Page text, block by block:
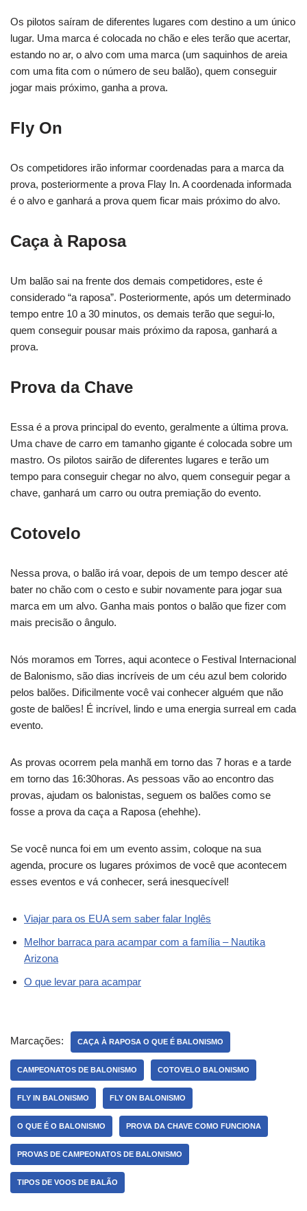
Os pilotos saíram de diferentes lugares com destino a um único
lugar. Uma marca é colocada no chão e eles terão que acertar,
estando no ar, o alvo com uma marca (um saquinhos de areia
com uma fita com o número de seu balão), quem conseguir
jogar mais próximo, ganha a prova.
Fly On
Os competidores irão informar coordenadas para a marca da
prova, posteriormente a prova Flay In. A coordenada informada
é o alvo e ganhará a prova quem ficar mais próximo do alvo.
Caça à Raposa
Um balão sai na frente dos demais competidores, este é
considerado “a raposa”. Posteriormente, após um determinado
tempo entre 10 a 30 minutos, os demais terão que segui-lo,
quem conseguir pousar mais próximo da raposa, ganhará a
prova.
Prova da Chave
Essa é a prova principal do evento, geralmente a última prova.
Uma chave de carro em tamanho gigante é colocada sobre um
mastro. Os pilotos sairão de diferentes lugares e terão um
tempo para conseguir chegar no alvo, quem conseguir pegar a
chave, ganhará um carro ou outra premiação do evento.
Cotovelo
Nessa prova, o balão irá voar, depois de um tempo descer até
bater no chão com o cesto e subir novamente para jogar sua
marca em um alvo. Ganha mais pontos o balão que fizer com
mais precisão o ângulo.
Nós moramos em Torres, aqui acontece o Festival Internacional
de Balonismo, são dias incríveis de um céu azul bem colorido
pelos balões. Dificilmente você vai conhecer alguém que não
goste de balões! É incrível, lindo e uma energia surreal em cada
evento.
As provas ocorrem pela manhã em torno das 7 horas e a tarde
em torno das 16:30horas. As pessoas vão ao encontro das
provas, ajudam os balonistas, seguem os balões como se
fosse a prova da caça a Raposa (ehehhe).
Se você nunca foi em um evento assim, coloque na sua
agenda, procure os lugares próximos de você que acontecem
esses eventos e vá conhecer, será inesquecível!
Viajar para os EUA sem saber falar Inglês
Melhor barraca para acampar com a família – Nautika
Arizona
O que levar para acampar
Marcações: CAÇA À RAPOSA O QUE É BALONISMO
CAMPEONATOS DE BALONISMO COTOVELO BALONISMO
FLY IN BALONISMO FLY ON BALONISMO
O QUE É O BALONISMO PROVA DA CHAVE COMO FUNCIONA
PROVAS DE CAMPEONATOS DE BALONISMO
TIPOS DE VOOS DE BALÃO